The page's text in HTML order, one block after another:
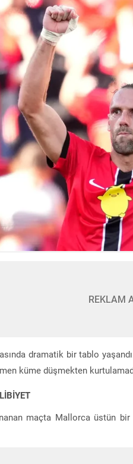
REKLAM
dramatik bir tablo
küme düşmekten
maçta Mallorca üstün